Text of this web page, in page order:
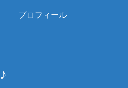
プロフィール